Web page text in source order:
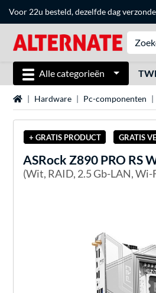
Voor 22u besteld, dezelfde dag
Alle categorieën
Home Hardware Pc-componenten
+ GRATIS PRODUCT GRATIS
ASRock Z890 PRO RS
(Wit, RAID, 2.5 Gb-LAN, Wi-